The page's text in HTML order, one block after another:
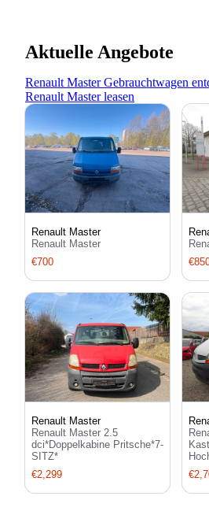
Aktuelle Angebote
Renault Master Gebrauchtwagen
Renault Master leasen
Renault Master
Renault Master
€700
Renault Master
Renault Master 2.5
dci*Doppelkabine Pritsche*7-
SITZ*
€2,299